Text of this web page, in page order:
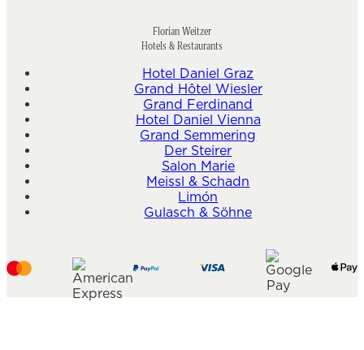
Florian Weitzer
Hotels & Restaurants
Hotel Daniel Graz
Grand Hôtel Wiesler
Grand Ferdinand
Hotel Daniel Vienna
Grand Semmering
Der Steirer
Salon Marie
Meissl & Schadn
Limón
Gulasch & Söhne